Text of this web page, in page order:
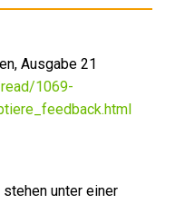
Ausgabe 21
1069-
unter einer